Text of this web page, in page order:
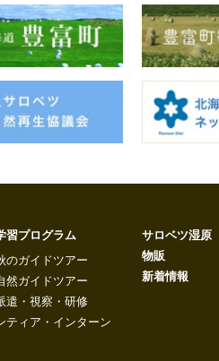
習プログラム
のガイドツアー
然ガイドツアー
遣・視察・研修
ティア・インターン
サロベツ湿原
物販
新着情報